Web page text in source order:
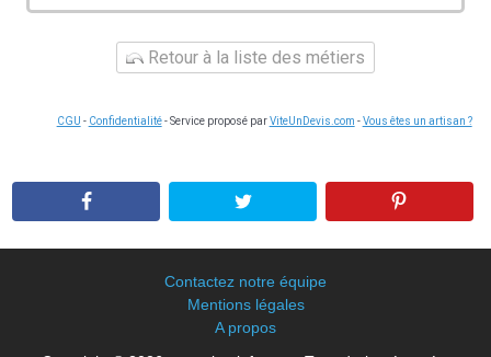
Retour à la liste des métiers
CGU - Confidentialité- Service proposé parViteUnDevis.com -Vous êtes un artisan ?
Contactez notre équipe
Mentions légales
A propos